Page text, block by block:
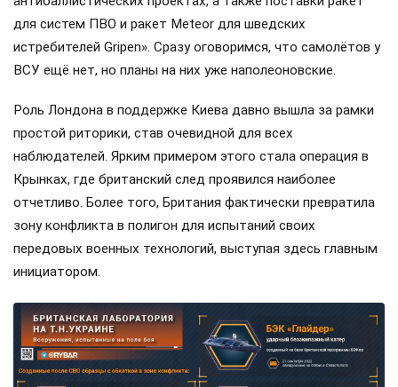
для систем ПВО и ракет Meteor для шведских
истребителей Gripen». Сразу оговоримся, что самолётов у
ВСУ ещё нет, но планы на них уже наполеоновские.
Роль Лондона в поддержке Киева давно вышла за рамки
простой риторики, став очевидной для всех
наблюдателей. Ярким примером этого стала операция в
Крынках, где британский след проявился наиболее
отчетливо. Более того, Британия фактически превратила
зону конфликта в полигон для испытаний своих
передовых военных технологий, выступая здесь главным
инициатором.